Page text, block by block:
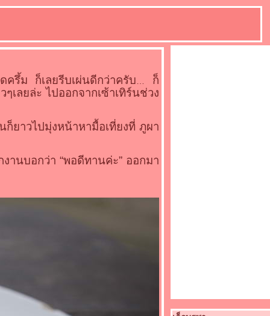
รึ้ม ก็เลยรีบเผ่นดีกว่าครับ
ก็
เลยล่ะ ไปออกจากเซ้าเทิร์นช่วง
ยาวไปมุ่งหน้าหามื้อเที่ยงที่ ภูผา
นบอกว่า “พอดีทานค่ะ” ออกมา